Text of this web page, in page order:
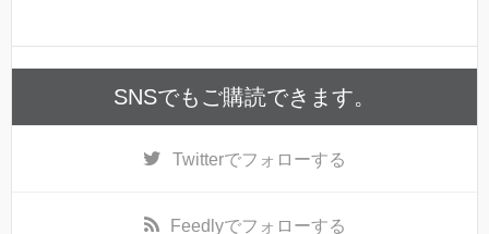
SNSでもご購読できます。
Twitterでフォローする
Feedlyでフォローする